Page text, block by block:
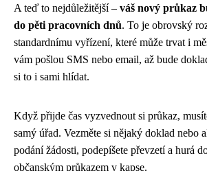
A teď to nejdůležitější – váš nový průkaz
do pěti pracovních dnů. To je obrovský
standardnímu vyřízení, které může trvat i
vám pošlou SMS nebo email, až bude
si to i sami hlídat.
Když přijde čas vyzvednout si průkaz,
samý úřad. Vezměte si nějaký doklad nebo
podání žádosti, podepíšete převzetí a hurá
občanským průkazem v kapse.